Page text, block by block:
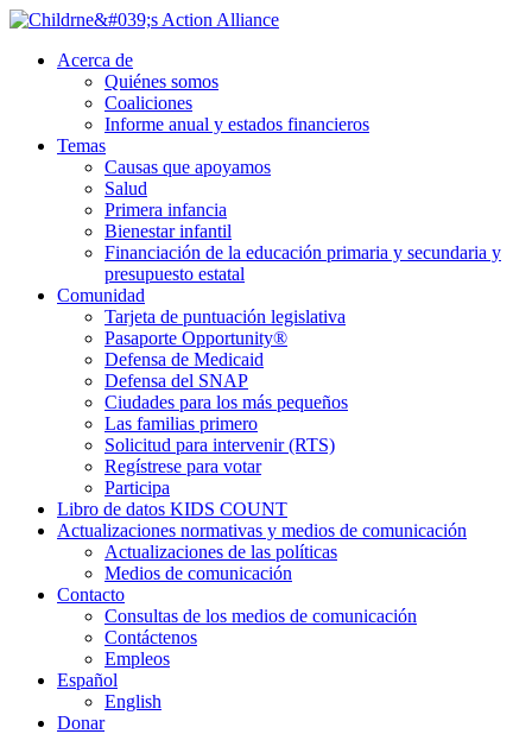
Ir
contenidoAcerca de
Quiénes somos
Coaliciones
Informe anual y estados financieros
Temas
Causas que apoyamos
Salud
Primera infancia
Bienestar infantil
Financiación de la educación primaria y secundaria y
presupuesto estatal
Comunidad
Tarjeta de puntuación legislativa
Pasaporte Opportunity®
Defensa de Medicaid
Defensa del SNAP
Ciudades para los más pequeños
Las familias primero
Solicitud para intervenir (RTS)
Regístrese para votar
Participa
Libro de datos KIDS COUNT
Actualizaciones normativas y medios de comunicación
Actualizaciones de las políticas
Medios de comunicación
Contacto
Consultas de los medios de comunicación
Contáctenos
Empleos
Español
English
Donar